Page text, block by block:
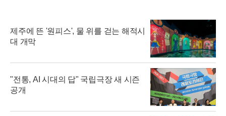
제주에 뜬 '원피스', 물 위를 걷는 해적시
대 개막
"전통, AI 시대의 답" 국립극장 새 시즌
공개